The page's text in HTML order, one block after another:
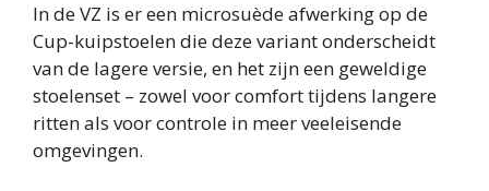
In de VZ is er een microsuède afwerking op de
Cup-kuipstoelen die deze variant onderscheidt
van de lagere versie, en het zijn een geweldige
stoelenset – zowel voor comfort tijdens langere
ritten als voor controle in meer veeleisende
omgevingen.